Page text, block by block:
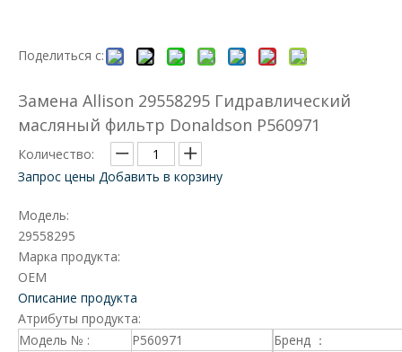
Поделиться с:
Замена Allison 29558295 Гидравлический
масляный фильтр Donaldson P560971
Количество:
Запрос цены Добавить в корзину
Модель:
29558295
Марка продукта:
OEM
Описание продукта
Атрибуты продукта:
Модель № :
P560971
Бренд ：